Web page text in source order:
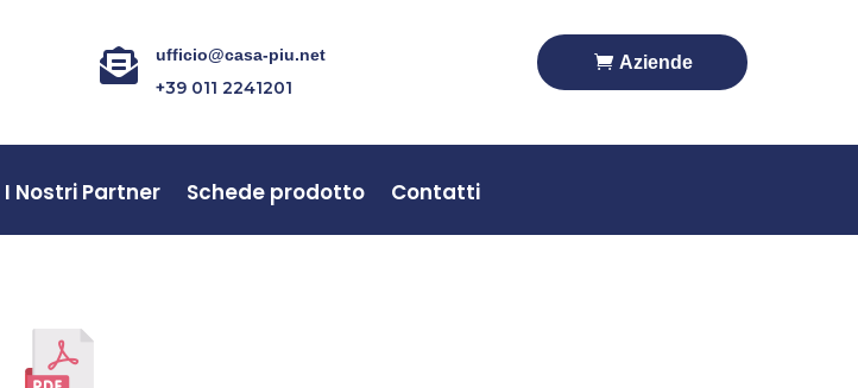
 ufficio@casa-piu.net
+39 011 2241201
Aziende
I Nostri Partner Schede prodotto Contatti